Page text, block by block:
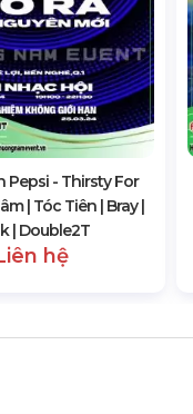
Pepsi - Thirsty For
| Tóc Tiên | Bray |
| Double2T
hệ